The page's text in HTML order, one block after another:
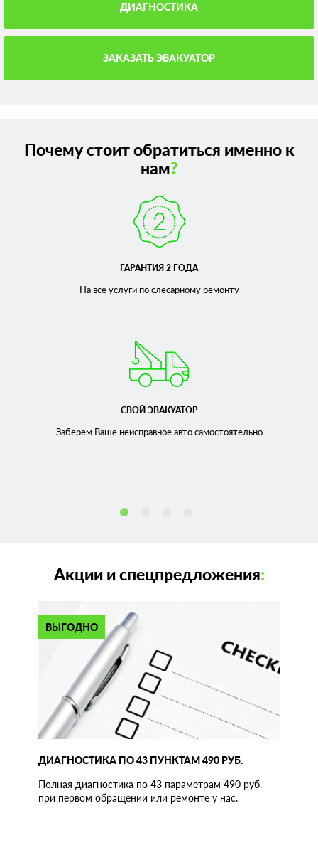
ДИАГНОСТИКА
ЗАКАЗАТЬ ЭВАКУАТОР
Почему стоит обратиться именно к
нам?
ГАРАНТИЯ 2 ГОДА
На все услуги по слесарномуремонту
СВОЙ ЭВАКУАТОР
Заберем Ваше неисправноеавто самостоятельно
Акции и спецпредложения:
ВЫГОДНО
ДИАГНОСТИКА ПО 43 ПУНКТАМ 490 РУБ.
Полная диагностика по 43 параметрам 490 руб.
при первом обращении или ремонте у нас.